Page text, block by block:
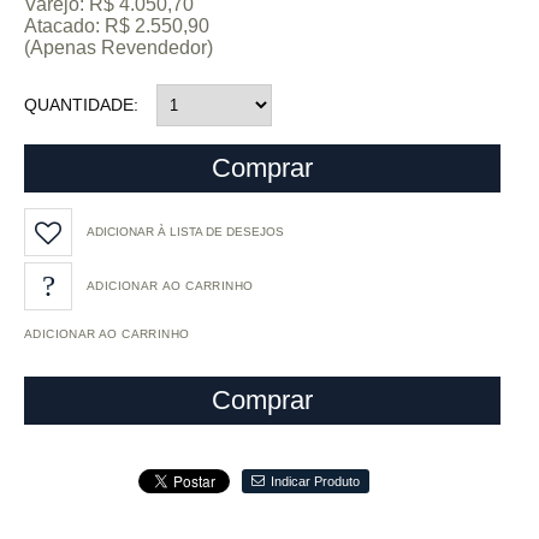
Varejo: R$ 4.050,70
Atacado: R$ 2.550,90
(Apenas Revendedor)
QUANTIDADE
Comprar
ADICIONAR À LISTA DE DESEJOS
ADICIONAR AO CARRINHO
Comprar
Indicar Produto